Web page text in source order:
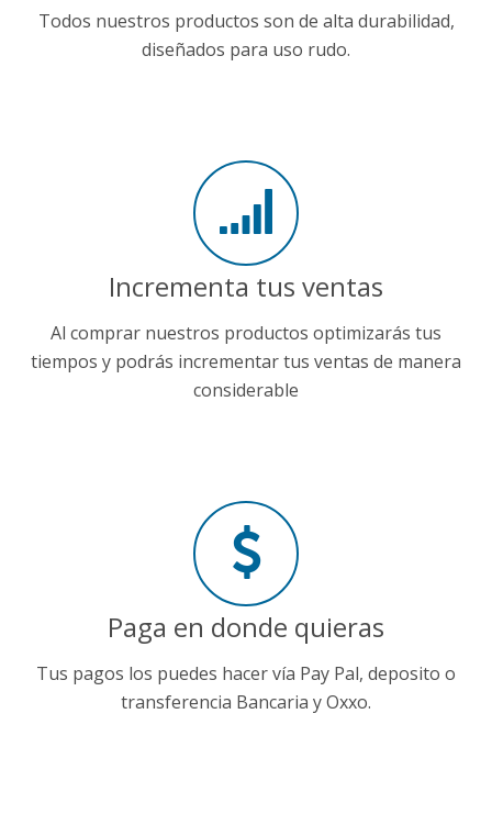
Todos nuestros productos son de alta durabilidad,
diseñados para uso rudo.
Incrementa tus ventas
Al comprar nuestros productos optimizarás tus
tiempos y podrás incrementar tus ventas de manera
considerable
Paga en donde quieras
Tus pagos los puedes hacer vía Pay Pal, deposito o
transferencia Bancaria y Oxxo.